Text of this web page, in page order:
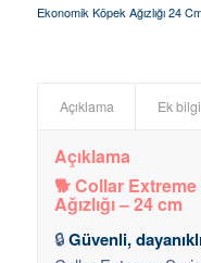
Ekonomik Köpek Ağızlığı 24
Açıklama Ek bilgi
Açıklama
🐕 Collar
Ağızlığı – 24 cm
🔒Güvenli,